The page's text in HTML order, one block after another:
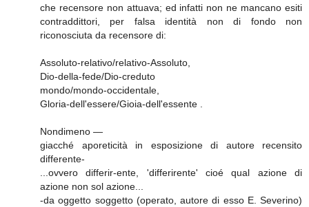
che recensore non attuava; ed infatti non ne mancano esiti
contraddittori, per falsa identità non di fondo non
riconosciuta da recensore di:
Assoluto-relativo/relativo-Assoluto,
Dio-della-fede/Dio-creduto
mondo/mondo-occidentale,
Gloria-dell'essere/Gioia-dell'essente .
Nondimeno —
giacché aporeticità in esposizione di autore recensito
differente-
...ovvero differir-ente, 'differirente' cioé qual azione di
azione non sol azione...
-da oggetto soggetto (operato, autore di esso E. Severino)